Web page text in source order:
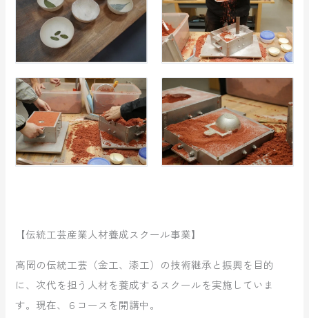
【伝統工芸産業人材養成スクール事業】
高岡の伝統工芸（金工、漆工）の技術継承と振興を目的
に、次代を担う人材を養成するスクールを実施していま
す。現在、６コースを開講中。